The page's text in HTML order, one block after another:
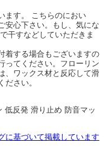
ます。 こちらのにおい
安心下さい。もし、気にな
干すなどしていただきま
着する場合もございますの
ってください。フローリン
、ワックス材と反応して滑
さい。
低反発 滑り止め 防音マッ
に基づいて掲載しています